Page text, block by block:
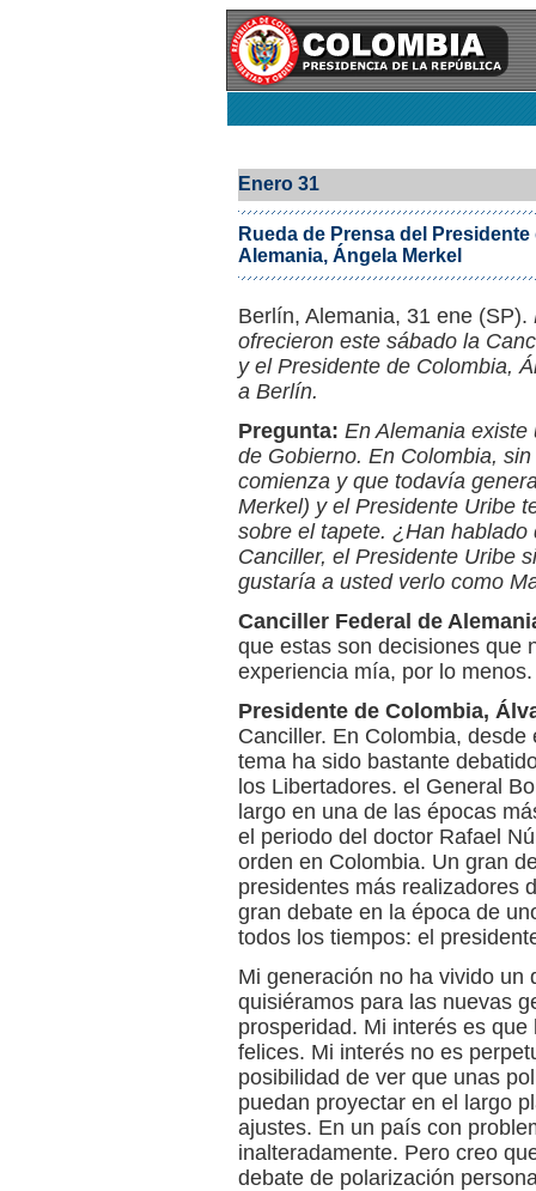
Enero 31
Rueda de Prensa del
Alemania, Ángela Merkel
Berlín, Alemania, 31 ene (SP).
ofrecieron este sábado la
y el Presidente de Colombia,
a Berlín.
Pregunta: En Alemania
de Gobierno. En Colombia,
comienza y que todavía
Merkel) y el Presidente Uribe
sobre el tapete. ¿Han
Canciller, el Presidente Uribe
gustaría a usted verlo como
Canciller Federal de
que estas son decisiones que
experiencia mía, por lo menos.
Presidente de Colombia,
Canciller. En Colombia,
tema ha sido bastante
los Libertadores. el General
largo en una de las épocas
el periodo del doctor Rafael
orden en Colombia. Un gran
presidentes más realizadores
gran debate en la época de
todos los tiempos: el
Mi generación no ha vivido un
quisiéramos para las nuevas
prosperidad. Mi interés es
felices. Mi interés no es
posibilidad de ver que unas
puedan proyectar en el largo
ajustes. En un país con
inalteradamente. Pero creo
debate de polarización